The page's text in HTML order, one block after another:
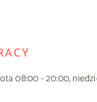
08:00 - 20:00,